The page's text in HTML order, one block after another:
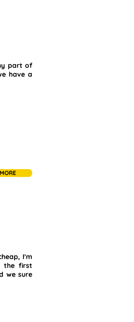
part of
have a
I'm
the first
we sure